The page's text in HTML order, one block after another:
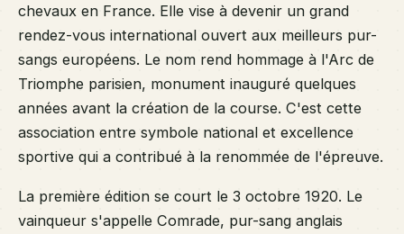
chevaux en France. Elle vise à devenir un grand
rendez-vous international ouvert aux meilleurs pur-
sangs européens. Le nom rend hommage à l'Arc de
Triomphe parisien, monument inauguré quelques
années avant la création de la course. C'est cette
association entre symbole national et excellence
sportive qui a contribué à la renommée de l'épreuve.
La première édition se court le 3 octobre 1920. Le
vainqueur s'appelle Comrade, pur-sang anglais